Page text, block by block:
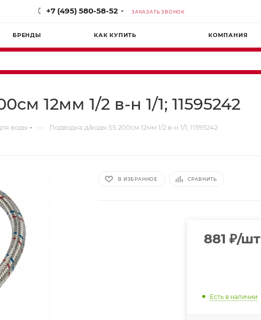
+7 (495) 580-58-52 ЗАКАЗАТЬ ЗВОНОК
БРЕНДЫ КАК КУПИТЬ КОМПАНИЯ
12мм 1/2 в-н 1/1; 11595242
воды — Подводка д/воды SS 200см 12мм 1/2 в-н 1/1; 11595242
В ИЗБРАННОЕ СРАВНИТЬ
881 ₽/шт
Есть в наличии